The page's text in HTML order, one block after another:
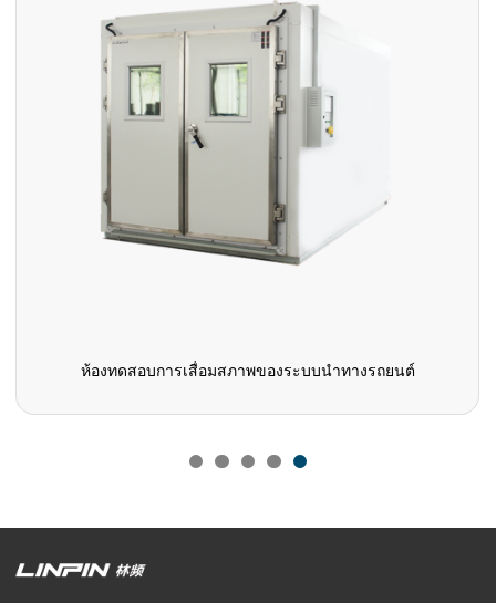
ห้องทดสอบการเสื่อมสภาพของระบบนำทางรถยนต์